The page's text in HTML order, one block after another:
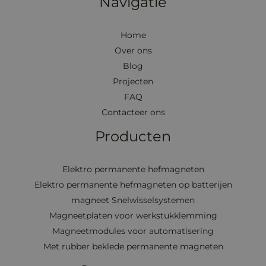
Home
Over ons
Blog
Projecten
FAQ
Contacteer ons
Producten
Elektro permanente hefmagneten
Elektro permanente hefmagneten op batterijen
magneet Snelwisselsystemen
Magneetplaten voor werkstukklemming
Magneetmodules voor automatisering
Met rubber beklede permanente magneten